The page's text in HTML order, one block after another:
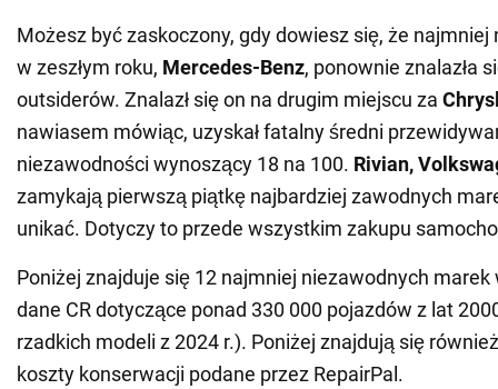
Możesz być zaskoczony, gdy dowiesz się, że
w zeszłym roku, Mercedes-Benz, ponownie znalazła
outsiderów. Znalazł się on na drugim miejscu za
nawiasem mówiąc, uzyskał fatalny średni
niezawodności wynoszący 18 na 100. Rivian,
zamykają pierwszą piątkę najbardziej zawodnych
unikać. Dotyczy to przede wszystkim zakupu
Poniżej znajduje się 12 najmniej niezawodnych marek
dane CR dotyczące ponad 330 000 pojazdów z lat
rzadkich modeli z 2024 r.). Poniżej znajdują się
koszty konserwacji podane przez RepairPal.